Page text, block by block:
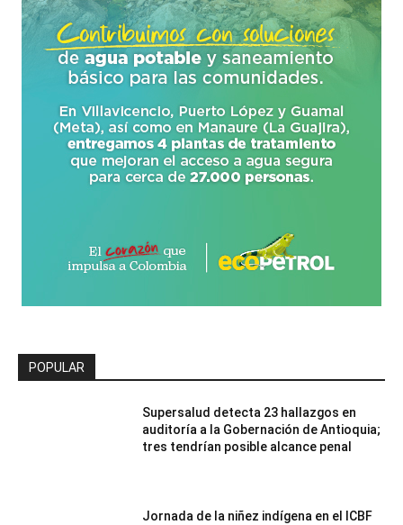
POPULAR
Supersalud detecta 23 hallazgos en
auditoría a la Gobernación de Antioquia;
tres tendrían posible alcance penal
Jornada de la niñez indígena en el ICBF